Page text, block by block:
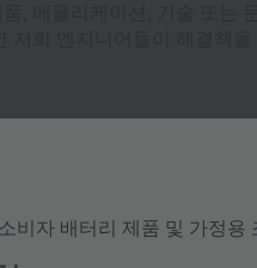
비자 배터리 제품 및 가정용